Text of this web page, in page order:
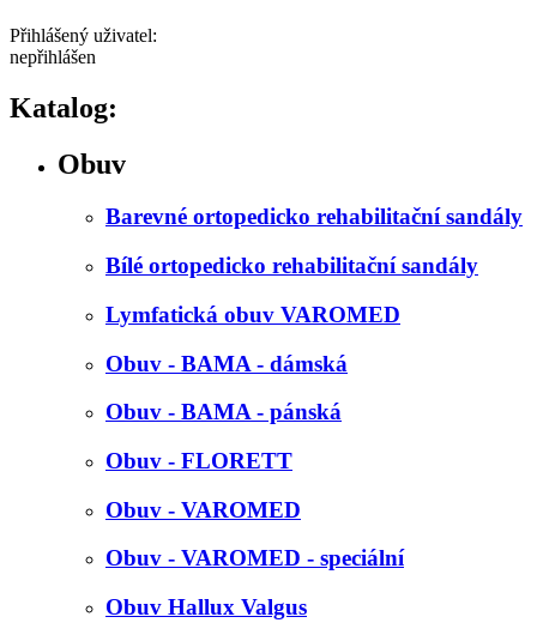
Přihlášený uživatel:
nepřihlášen
Katalog:
Obuv
Barevné ortopedicko rehabilitační sandály
Bílé ortopedicko rehabilitační sandály
Lymfatická obuv VAROMED
Obuv - BAMA - dámská
Obuv - BAMA - pánská
Obuv - FLORETT
Obuv - VAROMED
Obuv - VAROMED - speciální
Obuv Hallux Valgus